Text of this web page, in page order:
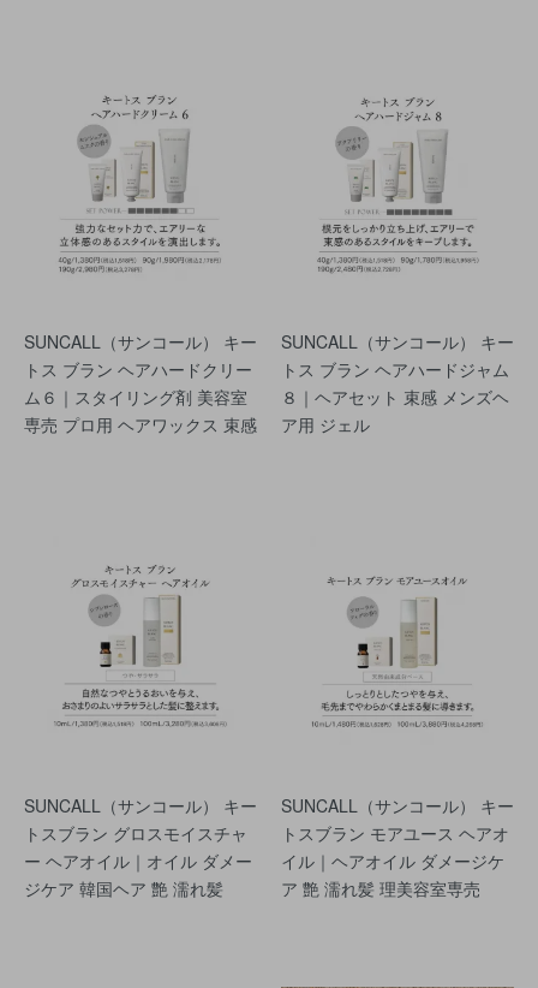
SUNCALL（サンコール） キー
トス ブラン ヘアハードクリー
ム６｜スタイリング剤 美容室
専売 プロ用 ヘアワックス 束感
SUNCALL（サンコール） キー
トス ブラン ヘアハードジャム
８｜ヘアセット 束感 メンズヘ
ア用 ジェル
SUNCALL（サンコール） キー
トスブラン グロスモイスチャ
ー ヘアオイル｜オイル ダメー
ジケア 韓国ヘア 艶 濡れ髪
SUNCALL（サンコール） キー
トスブラン モアユース ヘアオ
イル｜ヘアオイル ダメージケ
ア 艶 濡れ髪 理美容室専売